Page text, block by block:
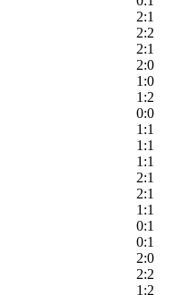
2:1
2:2
2:1
2:0
1:0
1:2
0:0
1:1
1:1
1:1
2:1
2:1
1:1
0:1
0:1
2:0
2:2
1:2